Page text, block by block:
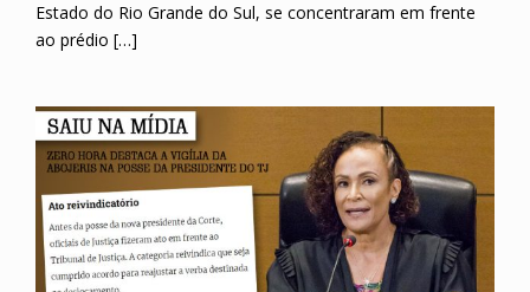
Estado do Rio Grande do Sul, se concentraram em frente
ao prédio […]